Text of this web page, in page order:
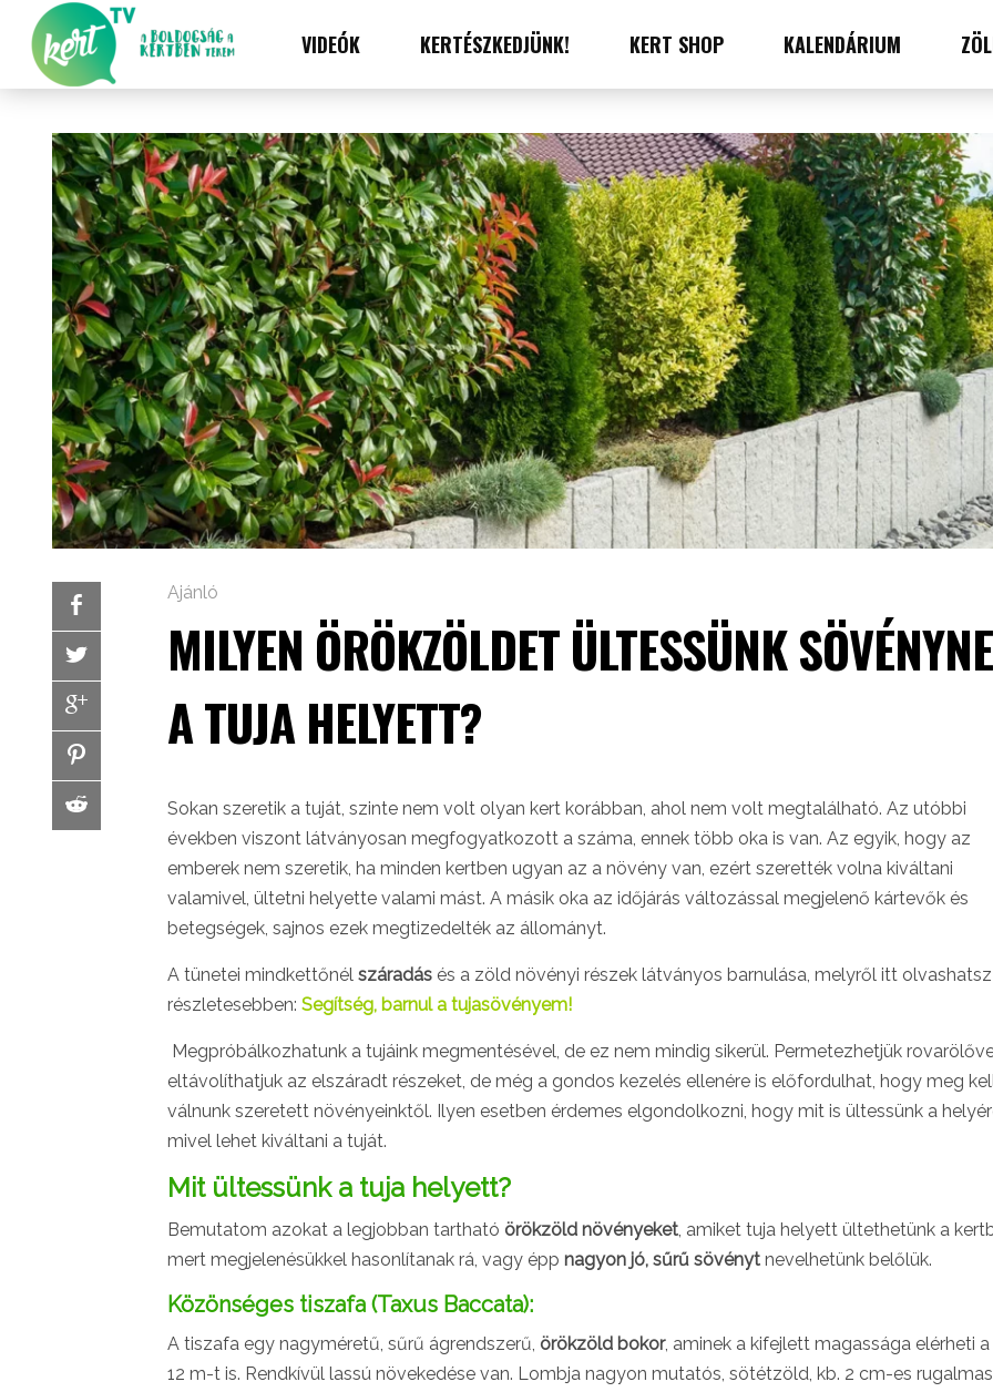
VIDEÓK KERTÉSZKEDJÜNK! KERT SHOP KALENDÁRIUM
Ajánló
MILYEN ÖRÖKZÖLDET ÜLTESSÜNK
A TUJA HELYETT?
Sokan szeretik a tuját, szinte nem volt olyan kert korábban, ahol nem volt megtalálható. Az utóbbi
években viszont látványosan megfogyatkozott a száma, ennek több oka is van. Az egyik, hogy az
emberek nem szeretik, ha minden kertben ugyan az a növény van, ezért szerették volna kiváltani
valamivel, ültetni helyette valami mást. A másik oka az időjárás változással megjelenő kártevők és
betegségek, sajnos ezek megtizedelték az állományt.
A tünetei mindkettőnél száradás és a zöld növényi részek látványos barnulása, melyről itt olvashatsz
részletesebben: Segítség, barnul a tujasövényem!
Megpróbálkozhatunk a tujáink megmentésével, de ez nem mindig sikerül. Permetezhetjük
eltávolíthatjuk az elszáradt részeket, de még a gondos kezelés ellenére is előfordulhat, hogy meg
válnunk szeretett növényeinktől. Ilyen esetben érdemes elgondolkozni, hogy mit is ültessünk a
mivel lehet kiváltani a tuját.
Mit ültessünk a tuja helyett?
Bemutatom azokat a legjobban tartható örökzöld növényeket, amiket tuja helyett ültethetünk a
mert megjelenésükkel hasonlítanak rá, vagy épp nagyon jó, sűrű sövényt nevelhetünk belőlük.
Közönséges tiszafa (Taxus Baccata):
A tiszafa egy nagyméretű, sűrű ágrendszerű, örökzöld bokor, aminek a kifejlett magassága elérheti a
12 m-t is. Rendkívül lassú növekedése van. Lombja nagyon mutatós, sötétzöld, kb. 2 cm-es rugalmas